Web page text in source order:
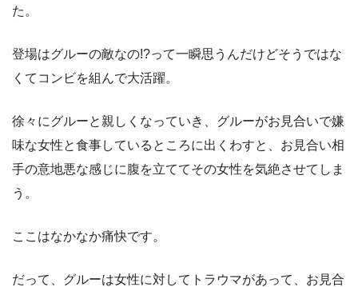
た。
登場はグルーの敵なの!?って一瞬思うんだけどそうではな
くてコンビを組んで大活躍。
徐々にグルーと親しくなっていき、グルーがお見合いで嫌
味な女性と食事しているところに出くわすと、お見合い相
手の意地悪な感じに腹を立ててその女性を気絶させてしま
う。
ここはなかなか痛快です。
だって、グルーは女性に対してトラウマがあって、お見合